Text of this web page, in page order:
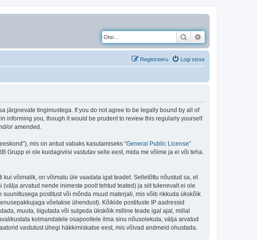
Otsi
Logi sisse
Registreeru
järgnevate tingimustega. If you do not agree to be legally bound by all of
informing you, though it would be prudent to review this regularly yourself
or amended.
mis on antud vabaks kasutamiseks “General Public License”
Grupp ei ole kuidagiviisi vastutav selle eest, mida me võime ja ei või teha.
võimalik, on võimatu üle vaadata igat teadet. Selletõttu nõustud sa, et
arvatud nende inimeste poolt tehtud teated) ja siit tulenevalt ei ole
postitust või mõnda muud materjali, mis võib rikkuda ükskõik
võetakse ühendust). Kõikide postituste IP aadressid
muuta, liigutada või sulgeda ükskõik milline teade igal ajal, millal
kolmandatele osapooltele ilma sinu nõusolekuta, välja arvatud
vastutust ühegi häkkimiskatse eest, mis võivad andmeid ohustada.